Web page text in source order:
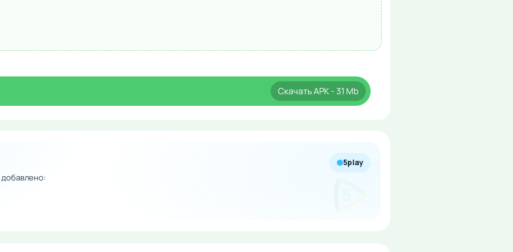
СкачатьAPK- 31 Mb
добавлено:
5play